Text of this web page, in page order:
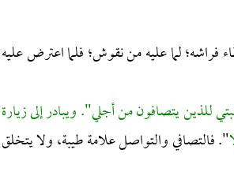
لما عليه من نقوش؛ فلما اعترض عليه
للذين يتصافون من أجلي". ويبادر إلى زيارة
". فالتصافي والتواصل علامة طيبة، ولا يتخلق